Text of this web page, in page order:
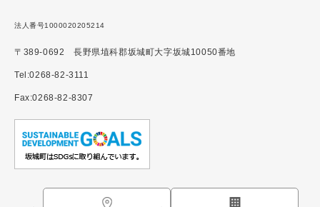
法人番号1000020205214
〒389-0692 長野県埴科郡坂城町大字坂城10050番地
Tel:0268-82-3111
Fax:0268-82-8307